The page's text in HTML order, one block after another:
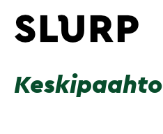
Keskipaahto